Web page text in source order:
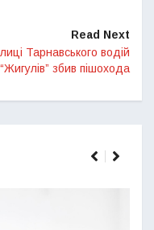
Read Next
Тарнавського водій
“Жигулів” збив пішохода